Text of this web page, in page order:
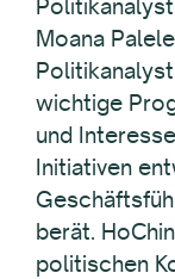
Moana
wichtige
und
Initiativen
berät.
politischen